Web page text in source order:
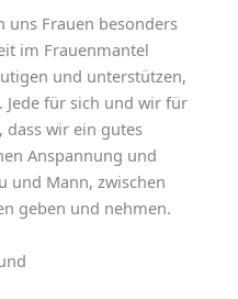
uns Frauen besonders
im Frauenmantel
und unterstützen,
für sich und wir für
dass wir ein gutes
Anspannung und
und Mann, zwischen
geben und nehmen.